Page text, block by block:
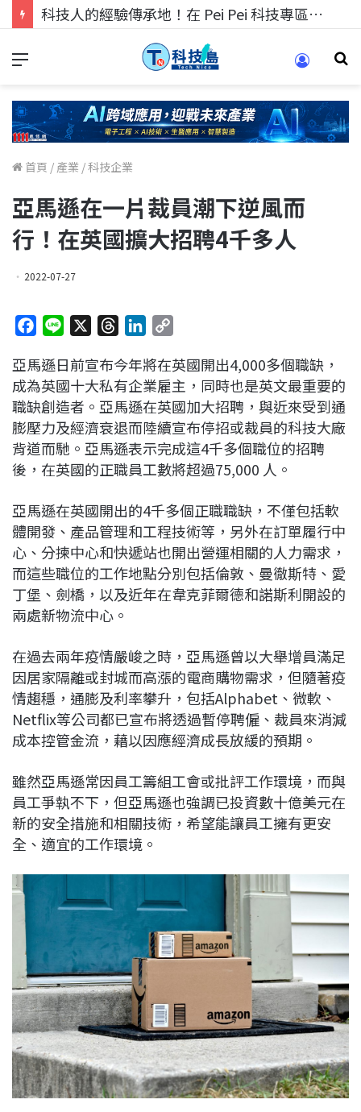
科技人找工作，就到TECH+ 科技專區!
首頁 / 產業 /科技企業
亞馬遜在一片裁員潮下逆風而
行！在英國擴大招聘4千多人
2022-07-27
c
e
b
o
o
k
n
e
r
e
a
d
s
n
k
e
d
I
n
p
y
L
i
n
k
亞馬遜日前宣布今年將在英國開出4,000多個職缺，
成為英國十大私有企業雇主，同時也是英文最重要的
職缺創造者。亞馬遜在英國加大招聘，與近來受到通
膨壓力及經濟衰退而陸續宣布停招或裁員的科技大廠
背道而馳。亞馬遜表示完成這4千多個職位的招聘
後，在英國的正職員工數將超過75,000 人。
亞馬遜在英國開出的4千多個正職職缺，不僅包括軟
體開發、產品管理和工程技術等，另外在訂單履行中
心、分揀中心和快遞站也開出營運相關的人力需求，
而這些職位的工作地點分別包括倫敦、曼徹斯特、愛
丁堡、劍橋，以及近年在韋克菲爾德和諾斯利開設的
兩處新物流中心。
在過去兩年疫情嚴峻之時，亞馬遜曾以大舉增員滿足
因居家隔離或封城而高漲的電商購物需求，但隨著疫
情趨穩，通膨及利率攀升，包括Alphabet、微軟、
Netflix等公司都已宣布將透過暫停聘僱、裁員來消減
成本控管金流，藉以因應經濟成長放緩的預期。
雖然亞馬遜常因員工籌組工會或批評工作環境，而與
員工爭執不下，但亞馬遜也強調已投資數十億美元在
新的安全措施和相關技術，希望能讓員工擁有更安
全、適宜的工作環境。